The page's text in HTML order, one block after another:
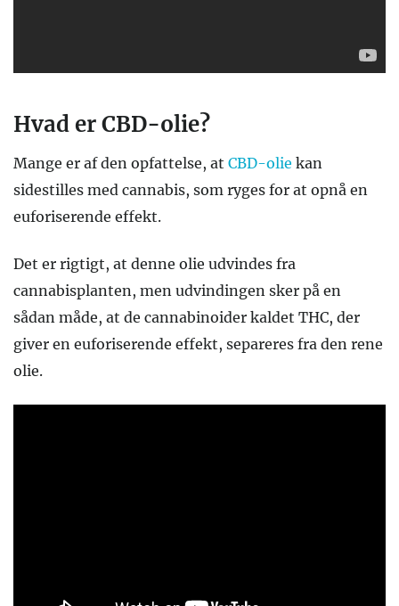
Hvad er CBD-olie?
Mange er af den opfattelse, at CBD-olie kan
sidestilles med cannabis, som ryges for at opnå en
euforiserende effekt.
Det er rigtigt, at denne olie udvindes fra
cannabisplanten, men udvindingen sker på en
sådan måde, at de cannabinoider kaldet THC, der
giver en euforiserende effekt, separeres fra den rene
olie.